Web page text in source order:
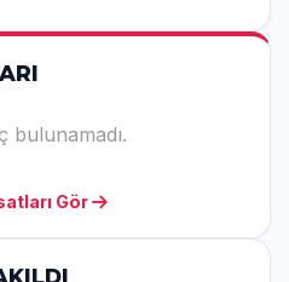
bulunamadı.
Gör